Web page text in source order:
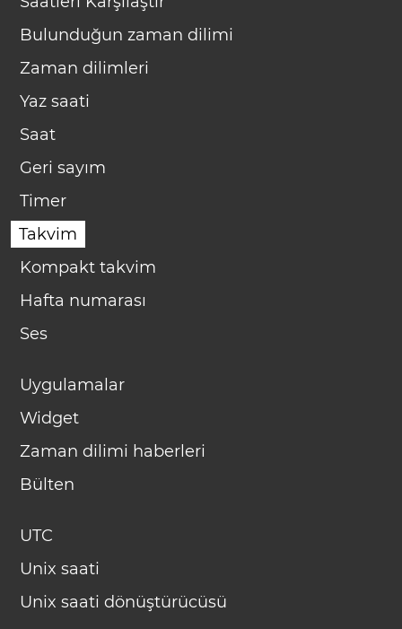
Bulunduğun zaman dilimi
Zaman dilimleri
Yaz saati
Saat
Geri sayım
Timer
Takvim
Kompakt takvim
Hafta numarası
Ses
Uygulamalar
Widget
Zaman dilimi haberleri
Bülten
UTC
Unix saati
Unix saati dönüştürücüsü